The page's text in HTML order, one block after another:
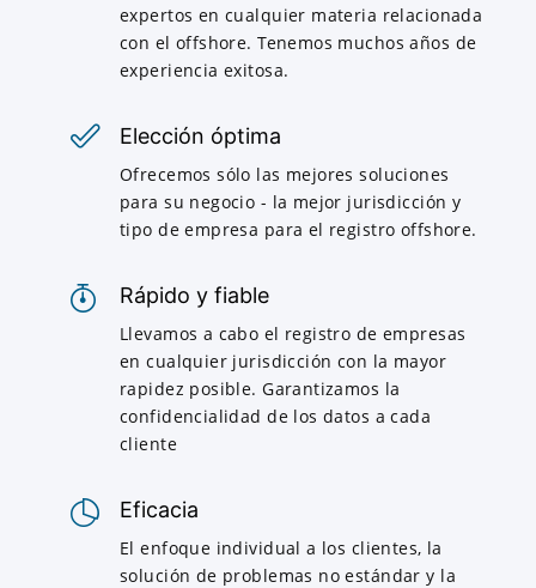
expertos en cualquier materia relacionada
con el offshore. Tenemos muchos años de
experiencia exitosa.
Elección óptima
Ofrecemos sólo las mejores soluciones
para su negocio - la mejor jurisdicción y
tipo de empresa para el registro offshore.
Rápido y fiable
Llevamos a cabo el registro de empresas
en cualquier jurisdicción con la mayor
rapidez posible. Garantizamos la
confidencialidad de los datos a cada
cliente
Eficacia
El enfoque individual a los clientes, la
solución de problemas no estándar y la